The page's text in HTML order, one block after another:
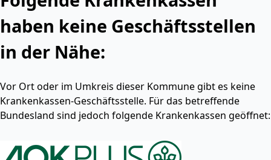
haben keine Geschäftsstellen
in der Nähe:
Vor Ort oder im Umkreis dieser Kommune gibt es keine
Krankenkassen-Geschäftsstelle. Für das betreffende
Bundesland sind jedoch folgende Krankenkassen geöffnet: